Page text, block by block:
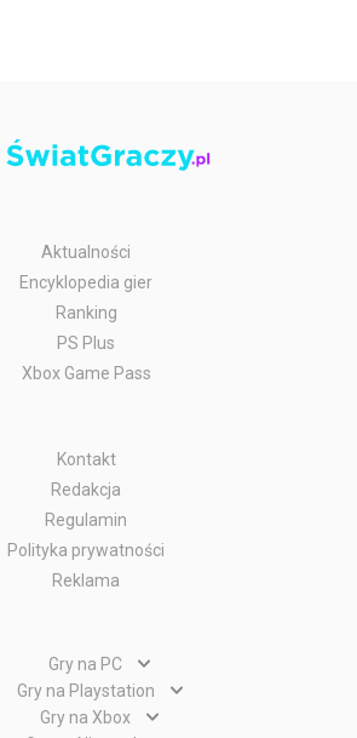
Aktualności
Encyklopedia gier
Ranking
PS Plus
Xbox Game Pass
Kontakt
Redakcja
Regulamin
Polityka prywatności
Reklama
Gry na PC
Gry PC
Gry WWW
Gry na Playstation
Gry PlayStation 5
Gry na Xbox